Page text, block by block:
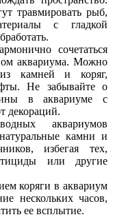
травмировать рыб,
с гладкой
сочетаться
аквариума. Можно
камней и коряг,
Не забывайте о
в аквариуме с
декораций.
аквариумов
натуральные камни и
избегая тех,
или другие
коряги в аквариум
нескольких часов,
ее всплытие.